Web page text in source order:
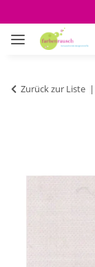
Zurück zur Liste